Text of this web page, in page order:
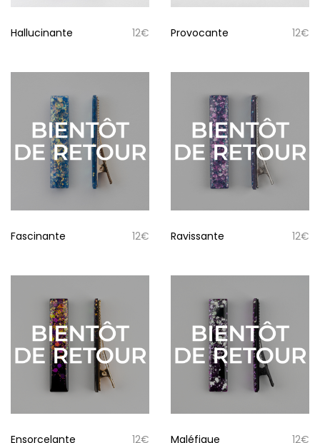
Hallucinante 12€ Provocante 12€
Fascinante 12€ Ravissante 12€
Ensorcelante 12€ Maléfique 12€